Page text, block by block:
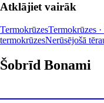
Atklājiet vairāk
TermokrūzesTermokrūzes
termokrūzesNerūsējošā
Šobrīd Bonami